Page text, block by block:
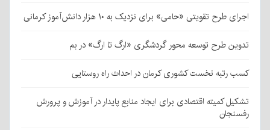
اجرای طرح تقویتی «حامی» برای نزدیک به ۱۰ هزار دانش‌آموز کرمانی
تدوین طرح توسعه محور گردشگری «ارگ تا ارگ» در بم
کسب رتبه نخست کشوری کرمان در احداث راه روستایی
تشکیل کمیته اقتصادی برای ایجاد منابع پایدار در آموزش و پرورش
رفسنجان